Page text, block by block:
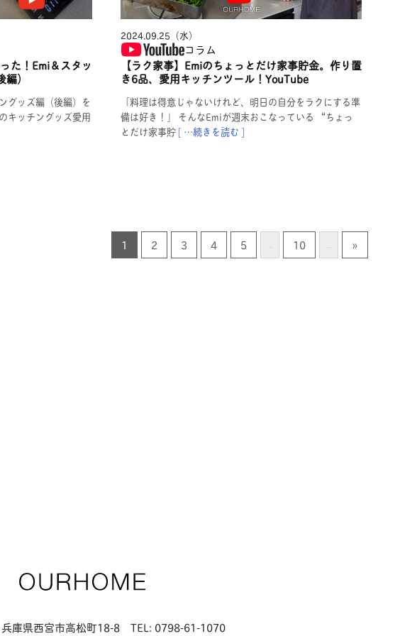
た！Emi＆スタッ
）
グッズ編（後編）を
キッチングッズ愛用
2024.09.25（水）
コラム
【ラク家事】Emiのちょっとだけ家事貯金。作り置
き6品、愛用キッチンツール！YouTube
「料理は得意じゃないけれど、明日の自分をラクにする準
備は好き！」 そんなEmiが週末おこなっている “ちょっ
とだけ家事貯 [ …続きを読む ]
1 2 3 4 5 ... 10 ... »
庫県西宮市高松町18-8 TEL: 0798-61-1070